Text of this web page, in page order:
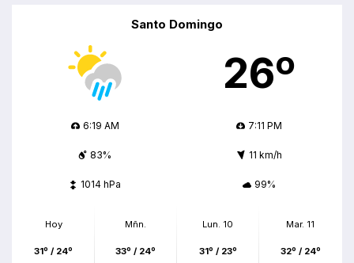
Santo Domingo
26º
6:19 AM 7:11 PM
83% 11 km/h
1014 hPa 99%
Hoy
31º / 24º
Mñn.
33º / 24º
Lun. 10
31º / 23º
Mar. 11
32º / 24º